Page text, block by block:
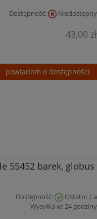
Dostępność: Niedostępny
43,00 zł
powiadom o dostępności
55452 barek, globus
Dostępność:
Ostatni | a
Wysyłka w:24 godziny